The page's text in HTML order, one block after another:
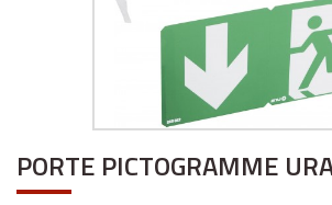
PORTE PICTOGRAMME